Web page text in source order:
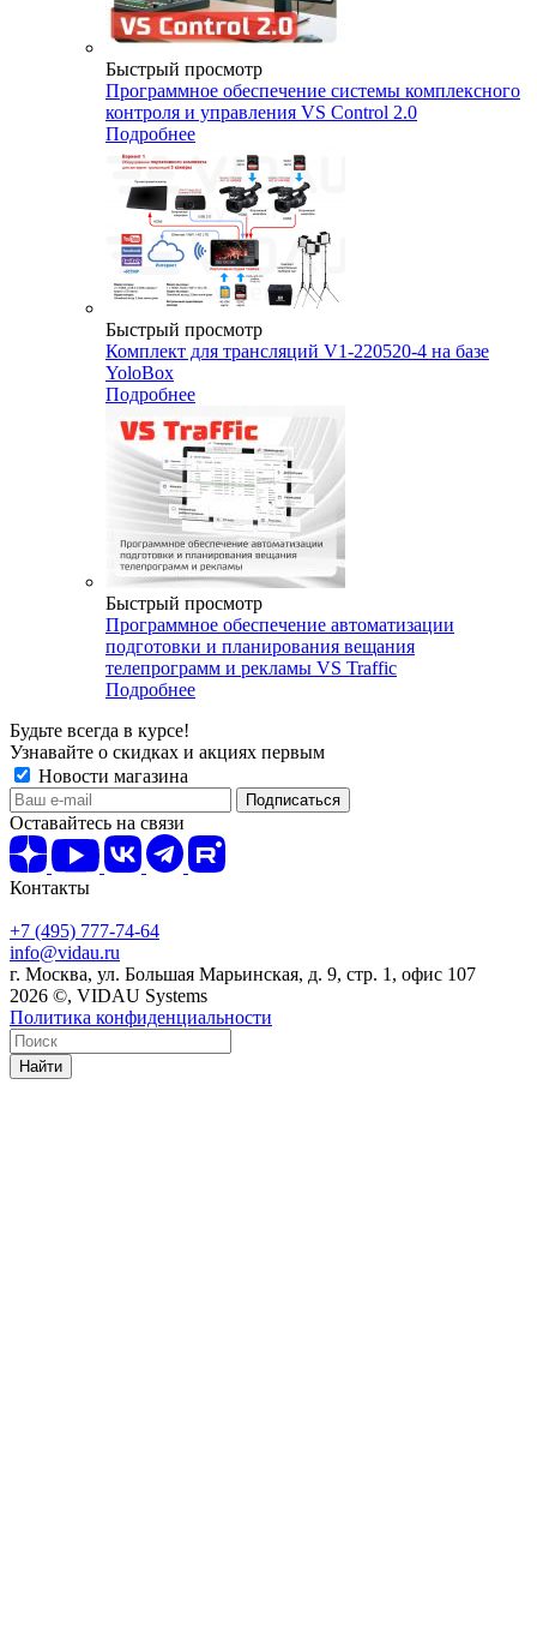
Быстрый просмотр
Программное обеспечение системы комплексного
контроля и управления VS Control 2.0
Подробнее
Быстрый просмотр
Комплект для трансляций V1-220520-4 на базе
YoloBox
Подробнее
Быстрый просмотр
Программное обеспечение автоматизации
подготовки и планирования вещания
телепрограмм и рекламы VS Traffic
Подробнее
Будьте всегда в курсе!
Узнавайте о скидках и акциях первым
Новости магазина
Оставайтесь на связи
Контакты
+7 (495) 777-74-64
info@vidau.ru
г. Москва, ул. Большая Марьинская, д. 9, стр. 1, офис 107
2026 ©, VIDAU Systems
Политика конфиденциальности
Найти